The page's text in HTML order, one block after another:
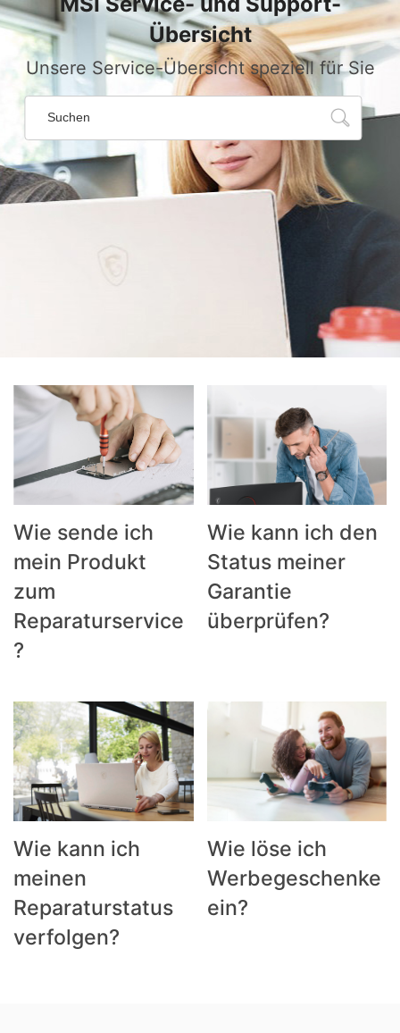
Übersicht
Unsere Service-Übersicht speziell für Sie
Wie sende ich
mein Produkt
zum
Reparaturservice
?
Wie kann ich den
Status meiner
Garantie
überprüfen?
Wie kann ich
meinen
Reparaturstatus
verfolgen?
Wie löse ich
Werbegeschenke
ein?